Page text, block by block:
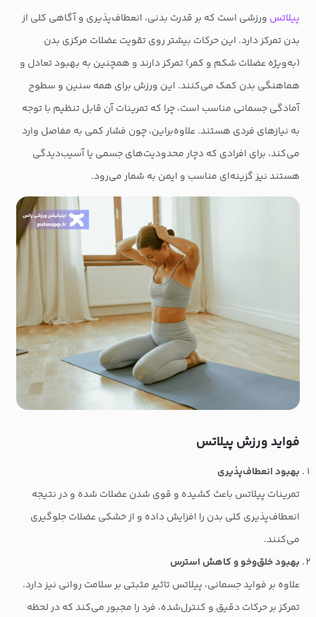
پیلاتس ورزشی است که بر قدرت بدنی، انعطاف‌پذیری و آگاهی کلی از
بدن تمرکز دارد. این حرکات بیشتر روی تقویت عضلات مرکزی بدن
(به‌ویژه عضلات شکم و کمر) تمرکز دارند و همچنین به بهبود تعادل و
هماهنگی بدن کمک می‌کنند. این ورزش برای همه سنین و سطوح
آمادگی جسمانی مناسب است، چرا که تمرینات آن قابل تنظیم با توجه
به نیازهای فردی هستند. علاوه‌براین، چون فشار کمی به مفاصل وارد
می‌کند، برای افرادی که دچار محدودیت‌های جسمی یا آسیب‌دیدگی
هستند نیز گزینه‌ای مناسب و ایمن به شمار می‌رود.
فواید ورزش پیلاتس
بهبود انعطاف‌پذیری
تمرینات پیلاتس باعث کشیده و قوی شدن عضلات شده و در نتیجه
انعطاف‌پذیری کلی بدن را افزایش داده و از خشکی عضلات جلوگیری
می‌کنند.
بهبود خلق‌وخو و کاهش استرس
علاوه بر فواید جسمانی، پیلاتس تاثیر مثبتی بر سلامت روانی نیز دارد.
تمرکز بر حرکات دقیق و کنترل‌شده، فرد را مجبور می‌کند که در لحظه